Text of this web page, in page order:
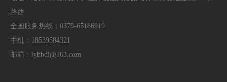
路西
全国服务热线：0379-65186919
手机：18539584321
邮箱：lyhbdl@163.com